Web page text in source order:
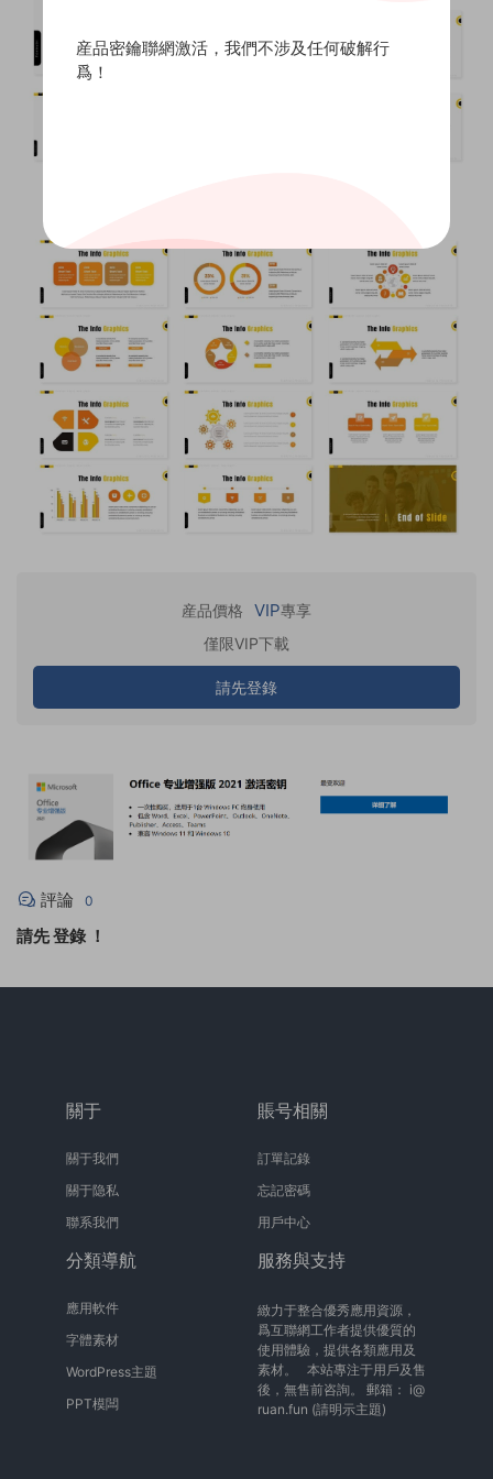
産品價格 VIP專享
僅限VIP下載
請先登錄
評論 0
請先登錄 ！
關于
關于我們
關于隐私
聯系我們
賬号相關
訂單記錄
忘記密碼
用戶中心
分類導航
應用軟件
字體素材
WordPress主題
PPT模闆
服務與支持
緻力于整合優秀應用資源，
爲互聯網工作者提供優質的
使用體驗，提供各類應用及
素材。 本站專注于用戶及售
後，無售前咨詢。 郵箱： i@
ruan.fun (請明示主題)
産品密鑰聯網激活，我們不涉及任何破解行
爲！